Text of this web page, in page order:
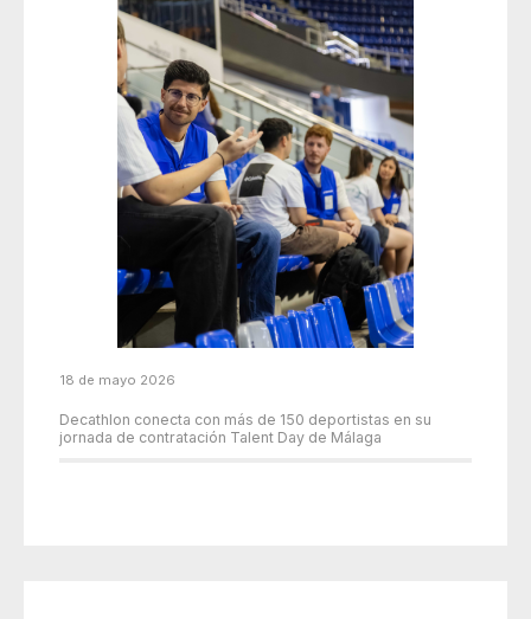
18 de mayo 2026
Decathlon conecta con más de 150 deportistas en su
jornada de contratación Talent Day de Málaga